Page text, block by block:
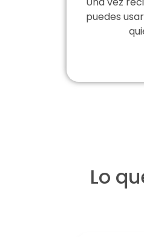
puedes
Lo